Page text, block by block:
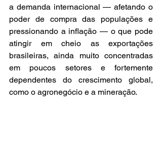
a demanda internacional — afetando o
poder de compra das populações e
pressionando a inflação — o que pode
atingir em cheio as exportações
brasileiras, ainda muito concentradas
em poucos setores e fortemente
dependentes do crescimento global,
como o agronegócio e a mineração.